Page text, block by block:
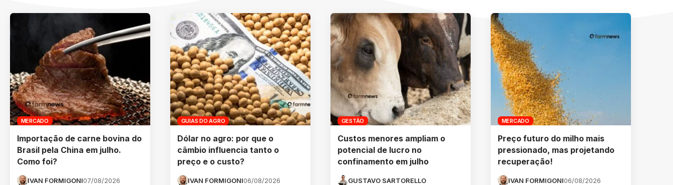
MERCADO
Importação de carne bovina do
Brasil pela China em julho.
Como foi?
IVAN FORMIGONI07/08/2026
GUIAS DO AGRO
Dólar no agro: por que o
câmbio influencia tanto o
preço e o custo?
IVAN FORMIGONI06/08/2026
GESTÃO
Custos menores ampliam o
potencial de lucro no
confinamento em julho
GUSTAVO SARTORELLO
MERCADO
Preço futuro do milho mais
pressionado, mas projetando
recuperação!
IVAN FORMIGONI06/08/2026